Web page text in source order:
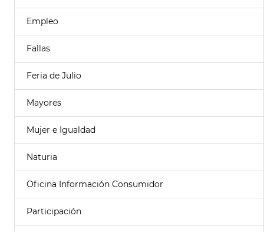
Empleo
Fallas
Feria de Julio
Mayores
Mujer e Igualdad
Naturia
Oficina Información Consumidor
Participación